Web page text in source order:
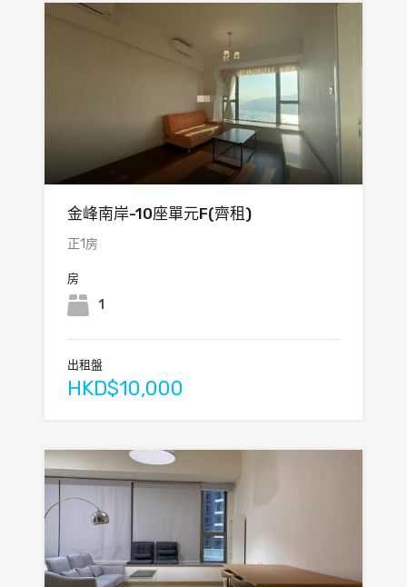
金峰南岸-10座單元F(齊租)
正1房
房
1
出租盤
HKD$10,000